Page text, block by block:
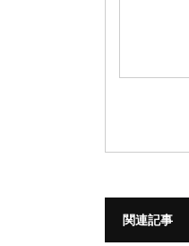
関連記事